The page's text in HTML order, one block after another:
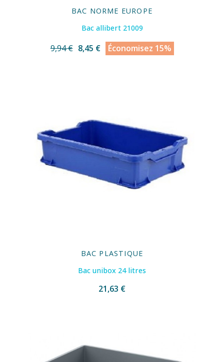
BAC NORME EUROPE
Bac allibert 21009
9,94 € 8,45 € Économisez 15%
BAC PLASTIQUE
Bac unibox 24 litres
21,63 €